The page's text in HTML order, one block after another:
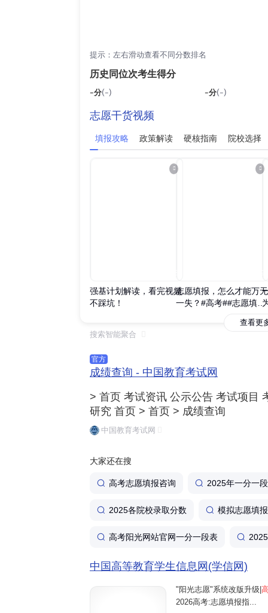
提示：左右滑动查看不同分数排名
历史同位次考生得分
-分(-) -分(-)
志愿干货视频
填报攻略 政策解读 硬核指南 院校选择
强基计划解读，看完视频
不踩坑！
志愿填报，怎么才能万无
一失？#高考##志愿填报
查看更
搜索智能聚合
官方
成绩查询 - 中国教育考试网
> 首页 考试资讯 公示公告 考试项目
研究 首页 > 首页 > 成绩查询
中国教育考试网
大家还在搜
高考志愿填报咨询 2025年一分一
2025各院校录取分数 模拟志愿填报
高考阳光网站官网一分一段表
中国高等教育学生信息网(学信网)
"阳光志愿"系统改版升级|
2026高考:志愿填报指...